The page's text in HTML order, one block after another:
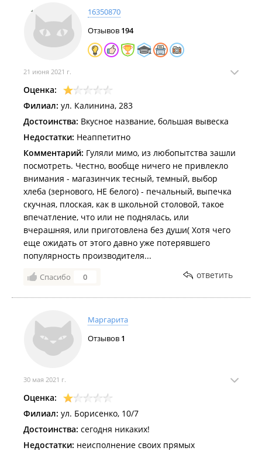
16350870
Отзывов 194
21 июня 2021 г.
Оценка:
Филиал: ул. Калинина, 283
Достоинства: Вкусное название, большая вывеска
Недостатки: Неаппетитно
Комментарий: Гуляли мимо, из любопытства зашли
посмотреть. Честно, вообще ничего не привлекло
внимания - магазинчик тесный, темный, выбор
хлеба (зернового, НЕ белого) - печальный, выпечка
скучная, плоская, как в школьной столовой, такое
впечатление, что или не поднялась, или
вчерашняя, или приготовлена без души( Хотя чего
еще ожидать от этого давно уже потерявшего
популярность производителя...
Спасибо 0 ответить
Маргарита
Отзывов 1
30 мая 2021 г.
Оценка:
Филиал: ул. Борисенко, 10/7
Достоинства: сегодня никаких!
Недостатки: неисполнение своих прямых